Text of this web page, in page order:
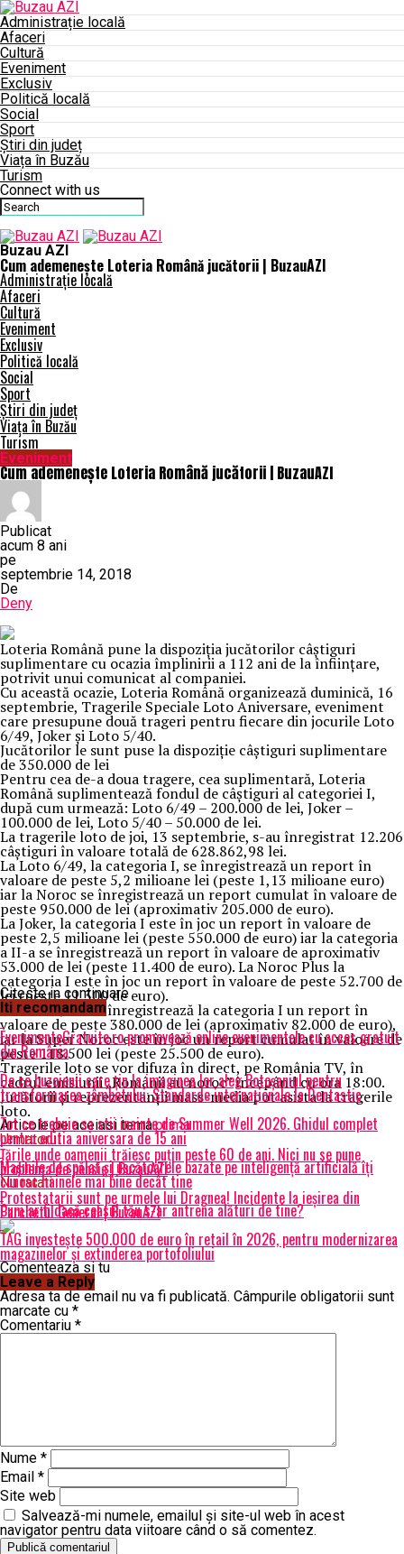
Administrație locală
Afaceri
Cultură
Eveniment
Exclusiv
Politică locală
Social
Sport
Știri din județ
Viața în Buzău
Turism
Connect with us
Buzau AZI
Cum ademenește Loteria Română jucătorii | BuzauAZI
Administrație locală
Afaceri
Cultură
Eveniment
Exclusiv
Politică locală
Social
Sport
Știri din județ
Viața în Buzău
Turism
Eveniment
Cum ademenește Loteria Română jucătorii | BuzauAZI
Publicat
acum 8 ani
pe
septembrie 14, 2018
De
Deny
Loteria Română pune la dispoziţia jucătorilor câştiguri
suplimentare cu ocazia împlinirii a 112 ani de la înfiinţare,
potrivit unui comunicat al companiei.
Cu această ocazie, Loteria Română organizează duminică, 16
septembrie, Tragerile Speciale Loto Aniversare, eveniment
care presupune două trageri pentru fiecare din jocurile Loto
6/49, Joker şi Loto 5/40.
Jucătorilor le sunt puse la dispoziţie câştiguri suplimentare
de 350.000 de lei
Pentru cea de-a doua tragere, cea suplimentară, Loteria
Română suplimentează fondul de câştiguri al categoriei I,
după cum urmează: Loto 6/49 – 200.000 de lei, Joker –
100.000 de lei, Loto 5/40 – 50.000 de lei.
La tragerile loto de joi, 13 septembrie, s-au înregistrat 12.206
câştiguri în valoare totală de 628.862,98 lei.
La Loto 6/49, la categoria I, se înregistrează un report în
valoare de peste 5,2 milioane lei (peste 1,13 milioane euro)
iar la Noroc se înregistrează un report cumulat în valoare de
peste 950.000 de lei (aproximativ 205.000 de euro).
La Joker, la categoria I este în joc un report în valoare de
peste 2,5 milioane lei (peste 550.000 de euro) iar la categoria
a II-a se înregistrează un report în valoare de aproximativ
53.000 de lei (peste 11.400 de euro). La Noroc Plus la
categoria I este în joc un report în valoare de peste 52.700 de
lei (peste 11.300 de euro).
La Loto 5/ 40 se înregistrează la categoria I un report în
valoare de peste 380.000 de lei (aproximativ 82.000 de euro),
iar la Super Noroc este în joc un report cumulat în valoare de
peste 118.500 lei (peste 25.500 de euro).
Tragerile loto se vor difuza în direct, pe România TV, în
cadrul emisiunii „Românii au noroc” începând cu ora 18:00.
Jucătorii şi reprezentanţii mass-media pot asista la tragerile
loto.
Articole pe aceiasi tema:prima
Urmatorul
Ţările unde oamenii trăiesc puţin peste 60 de ani. Nici nu se pune
problema de pensie | BuzauAZI
Nu ratati
Protestatarii sunt pe urmele lui Dragnea! Incidente la ieșirea din
Parchetul General | BuzauAZI
Citeste in continuare
Iti recomandam
EvenimenteGratuite.ro promovează online evenimentele cu acces gratuit
din România
De ce buzoienii care țin la imaginea lor aleg Botoșaniul pentru
transformarea zâmbetului: Standarde internaționale la Dentastic
Tot ce trebuie sa stii inainte de Summer Well 2026. Ghidul complet
pentru editia aniversara de 15 ani
Mașinile de spălat și uscătoarele bazate pe inteligență artificială îți
cunosc hainele mai bine decât tine
Cum ar fi dacă ceasul tău s-ar antrena alături de tine?
TAG investește 500.000 de euro în retail în 2026, pentru modernizarea
magazinelor și extinderea portofoliului
Comenteaza si tu
Leave a Reply
Adresa ta de email nu va fi publicată. Câmpurile obligatorii sunt
marcate cu *
Comentariu *
Nume *
Email *
Site web
Salvează-mi numele, emailul și site-ul web în acest
navigator pentru data viitoare când o să comentez.